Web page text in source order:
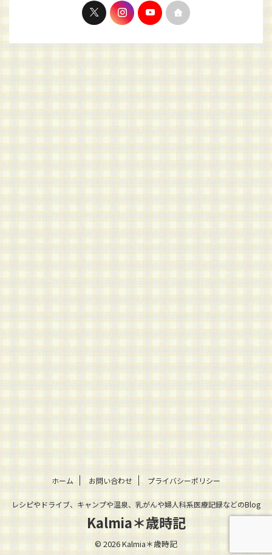
ホーム お問い合わせ プライバシーポリシー
レシピやドライブ、キャンプや温泉、乳がんや婦人科系医療記録などのBlog
Kalmia＊歳時記
© 2026 Kalmia＊歳時記